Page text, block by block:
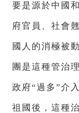
要是源於中國
府官員、社會
國人的消極被
團是這種管治
政府“過多”介
祖國後，這種